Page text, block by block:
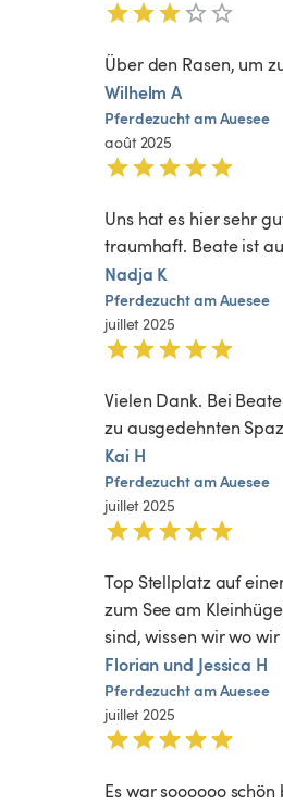
Über den Rasen, um
Wilhelm A
PferdezuchtamAuesee
août 2025
Uns hat es hier sehr
traumhaft. Beate ist
Nadja K
PferdezuchtamAuesee
juillet 2025
Vielen Dank. Bei
zu ausgedehnten
Kai H
PferdezuchtamAuesee
juillet 2025
Top Stellplatz auf
zum See am
sind, wissen wir wo
Florian und Jessica H
PferdezuchtamAuesee
juillet 2025
Es war soooooo